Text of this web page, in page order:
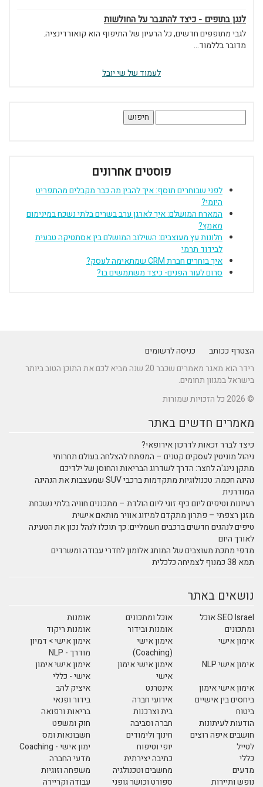
לנגן בתופים - כיצד להתגבר על החולשות
לגבי מתופפים חדשים, כל הרעיון של התיפוף הוא קואורדינציה.
מדובר בללמוד...
לעמוד של שי יובל
פוסטים אחרונים
לפני שבוחרים תוסף: איך להבין מה כבר מקבלים מהתפריט
היומי?
המארח המושלם: איך לארגן ערב בשרים בלתי נשכח במינימום
מאמץ?
חלונות עץ מעוצבים: השילוב המושלם בין אסתטיקה טבעית
לבידוד תרמי
איך בוחרים חברת CRM שמתאימה לעסק?
סרום לעור הפנים- כיצד משתמשים בו?
הצטרף ככותב
כניסה לרשומים
רידר הוא מאגר מאמרים שכבר 20 שנה מביא לכם את התוכן הטוב ביותר
בישראל במגוון תחומים.
© 2026 כל הזכויות שמורות
מאמרים חדשים באתר
כיצד לברר זכאות לדרכון אירופאי?
ניהול מוניטין לעסקים קטנים – המפתח להצלחה בעולם תחרותי
מתקן נינג'ה לחצר: הדרך לשדרוג הבריאות והחוסן של ילדיכם
נהיגה חכמה: טכנולוגיות מתקדמות ברכבי SUV שמעצבות את הנהיגה
המודרנית
רעיונות וטיפים ליום כיף זוגי ליום הולדת – מתכננים חוויה בלתי נשכחת
מזגן רצפתי – פתרון מתקדם למיזוג אוויר מותאם אישית
טיפים לנהגים חדשים ברכבים חשמליים: כך תוכלו לנהל נכון את הטעינה
לאורך היום
מדפי מתכת מעוצבים של המותג אלומון לחדרי עבודה ומשרדים
תמא 38 כמנוף לצמיחה כלכלית
נושאים באתר
SEO Israel אוכל
ומתכונים
אוכל ומתכונים
אומנות
אומנות ובידור
אומנות ריקוד
אימון אישי
אימון אישי
(Coaching)
אימון אישי > דמיון
מודרך - NLP
אימון אישי NLP
אימון אישי אימון
אישי
אימון אישי אימון
אישי - כללי
אימון אישי אימון
ביחסים בין אישיים
אינטרנט
איציק להב
אירועי חברה
בידור ופנאי
ביטוח
בית וצרכנות
בריאות ורפואה
הודעות לעיתונות
חברה וסביבה
חוק ומשפט
חושבים איפה רוצים
לטייל
חינוך ולימודים
חשבונאות ומס
יופי וטיפוח
ימון אישי - Coaching
כללי
כתיבה יצירתית
מדעי החברה
מדעים
מחשבים וטכנולגיה
משפחה וזוגיות
נופש ותיירות
ספורט וכושר גופני עבודה וקריירה